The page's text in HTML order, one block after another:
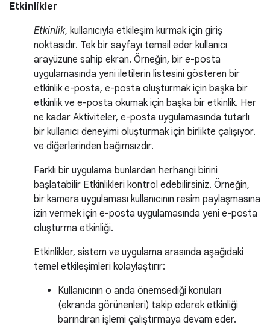
Etkinlikler
Etkinlik, kullanıcıyla etkileşim kurmak için giriş
noktasıdır. Tek bir sayfayı temsil eder kullanıcı
arayüzüne sahip ekran. Örneğin, bir e-posta
uygulamasında yeni iletilerin listesini gösteren bir
etkinlik e-posta, e-posta oluşturmak için başka bir
etkinlik ve e-posta okumak için başka bir etkinlik. Her
ne kadar Aktiviteler, e-posta uygulamasında tutarlı
bir kullanıcı deneyimi oluşturmak için birlikte çalışıyor.
ve diğerlerinden bağımsızdır.
Farklı bir uygulama bunlardan herhangi birini
başlatabilir Etkinlikleri kontrol edebilirsiniz. Örneğin,
bir kamera uygulaması kullanıcının resim paylaşmasına
izin vermek için e-posta uygulamasında yeni e-posta
oluşturma etkinliği.
Etkinlikler, sistem ve uygulama arasında aşağıdaki
temel etkileşimleri kolaylaştırır:
Kullanıcının o anda önemsediği konuları
(ekranda görünenleri) takip ederek etkinliği
barındıran işlemi çalıştırmaya devam eder.